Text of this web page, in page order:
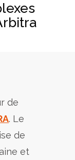
de
. Le
de
et